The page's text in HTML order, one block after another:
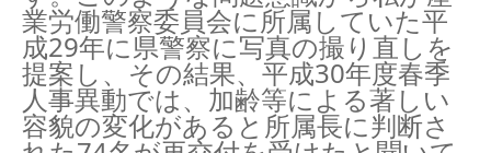
業労働警察委員会に所属していた平
成29年に県警察に写真の撮り直しを
提案し、その結果、平成30年度春季
人事異動では、加齢等による著しい
容貌の変化があると所属長に判断さ